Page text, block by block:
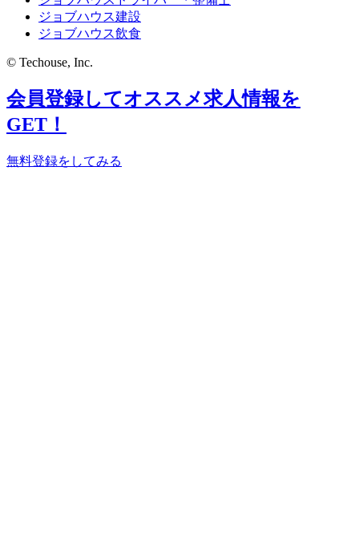
ジョブハウス建設
ジョブハウス飲食
© Techouse, Inc.
会員登録してオススメ求人情報を
GET！
無料登録をしてみる